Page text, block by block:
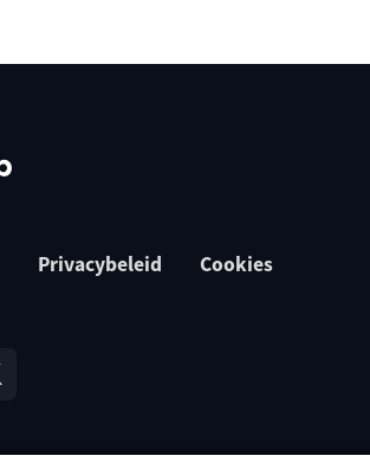
Privacybeleid Cookies